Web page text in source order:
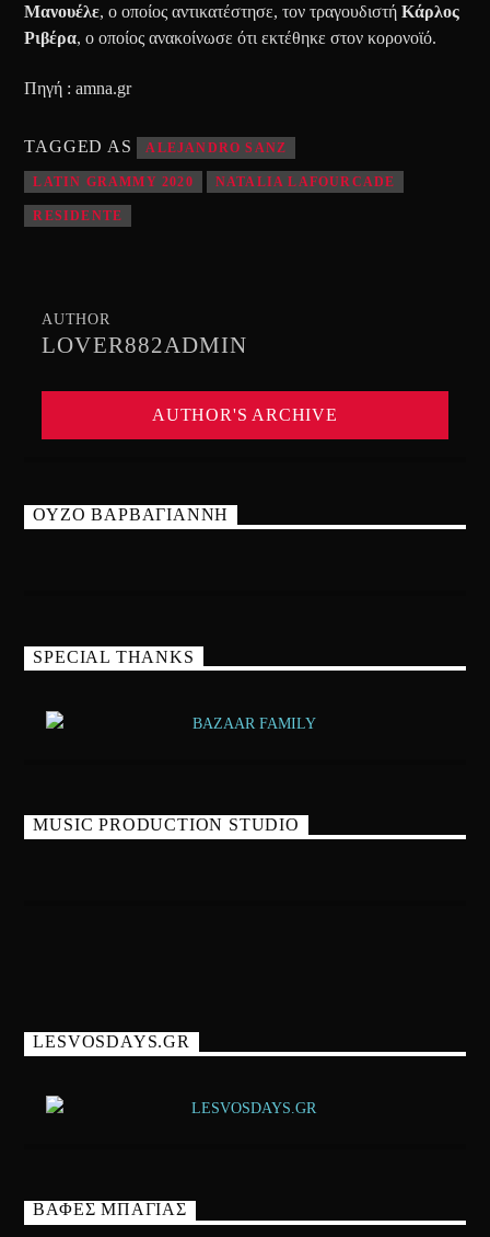
Μανουέλε, ο οποίος αντικατέστησε, τον τραγουδιστήΚάρλος
Ριβέρα, ο οποίος ανακοίνωσε ότι εκτέθηκε στον κορονοϊό.
Πηγή : amna.gr
TAGGED AS ALEJANDRO SANZ
LATIN GRAMMY 2020 NATALIA LAFOURCADE
RESIDENTE
AUTHOR
LOVER882ADMIN
AUTHOR'S ARCHIVE
ΟΥΖΟ ΒΑΡΒΑΓΙΑΝΝΗ
SPECIAL THANKS
MUSIC PRODUCTION STUDIO
LESVOSDAYS.GR
ΒΑΦΕΣ ΜΠΑΓΙΑΣ